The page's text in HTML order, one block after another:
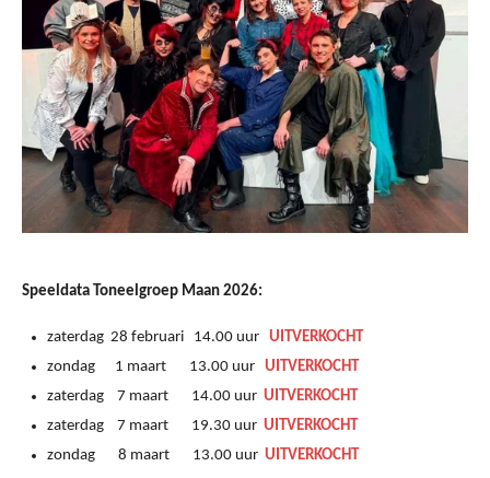
Speeldata Toneelgroep Maan 2026:
zaterdag 28 februari 14.00 uur UITVERKOCHT
zondag 1 maart 13.00 uur UITVERKOCHT
zaterdag 7 maart 14.00 uur UITVERKOCHT
zaterdag 7 maart 19.30 uur UITVERKOCHT
zondag 8 maart 13.00 uur UITVERKOCHT